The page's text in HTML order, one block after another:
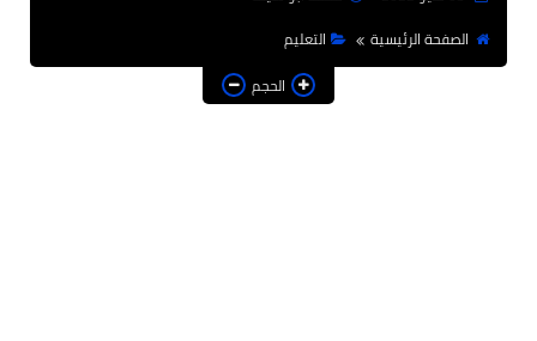
التعليم
الصفحة الرئيسية
التعليم
الحجم